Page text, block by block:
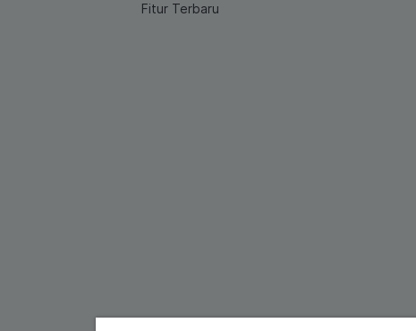
Fitur Terbaru